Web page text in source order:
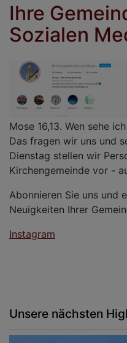
Ihre
Sozialen
Mose 16,13. Wen sehe
Das fragen wir uns und
Dienstag stellen wir
Kirchengemeinde vor -
Abonnieren Sie uns und
Neuigkeiten Ihrer
Instagram
Unsere nächsten